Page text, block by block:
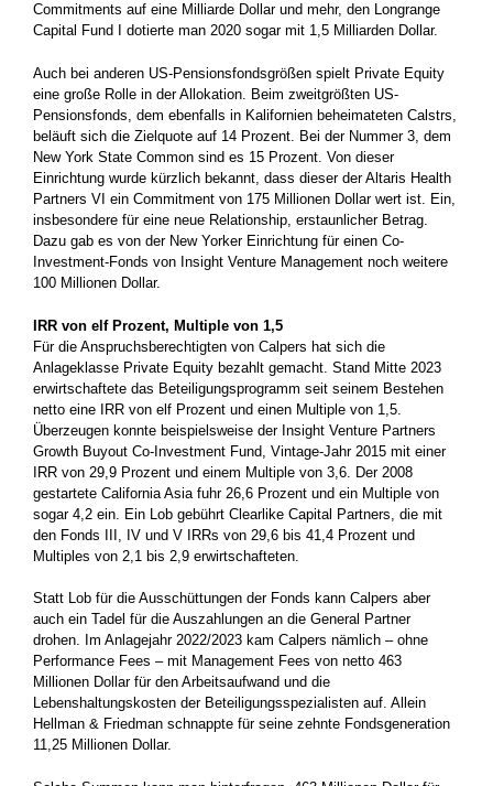
Commitments auf eine Milliarde Dollar und mehr, den Longrange
Capital Fund I dotierte man 2020 sogar mit 1,5 Milliarden Dollar.
Auch bei anderen US-Pensionsfondsgrößen spielt Private Equity
eine große Rolle in der Allokation. Beim zweitgrößten US-
Pensionsfonds, dem ebenfalls in Kalifornien beheimateten Calstrs,
beläuft sich die Zielquote auf 14 Prozent. Bei der Nummer 3, dem
New York State Common sind es 15 Prozent. Von dieser
Einrichtung wurde kürzlich bekannt, dass dieser der Altaris Health
Partners VI ein Commitment von 175 Millionen Dollar wert ist. Ein,
insbesondere für eine neue Relationship, erstaunlicher Betrag.
Dazu gab es von der New Yorker Einrichtung für einen Co-
Investment-Fonds von Insight Venture Management noch weitere
100 Millionen Dollar.
IRR von elf Prozent, Multiple von 1,5
Für die Anspruchsberechtigten von Calpers hat sich die
Anlageklasse Private Equity bezahlt gemacht. Stand Mitte 2023
erwirtschaftete das Beteiligungsprogramm seit seinem Bestehen
netto eine IRR von elf Prozent und einen Multiple von 1,5.
Überzeugen konnte beispielsweise der Insight Venture Partners
Growth Buyout Co-Investment Fund, Vintage-Jahr 2015 mit einer
IRR von 29,9 Prozent und einem Multiple von 3,6. Der 2008
gestartete California Asia fuhr 26,6 Prozent und ein Multiple von
sogar 4,2 ein. Ein Lob gebührt Clearlike Capital Partners, die mit
den Fonds III, IV und V IRRs von 29,6 bis 41,4 Prozent und
Multiples von 2,1 bis 2,9 erwirtschafteten.
Statt Lob für die Ausschüttungen der Fonds kann Calpers aber
auch ein Tadel für die Auszahlungen an die General Partner
drohen. Im Anlagejahr 2022/2023 kam Calpers nämlich – ohne
Performance Fees – mit Management Fees von netto 463
Millionen Dollar für den Arbeitsaufwand und die
Lebenshaltungskosten der Beteiligungsspezialisten auf. Allein
Hellman & Friedman schnappte für seine zehnte Fondsgeneration
11,25 Millionen Dollar.